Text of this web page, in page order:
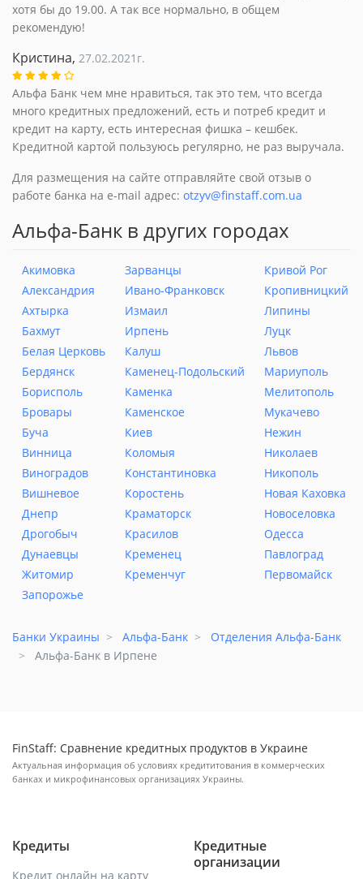
хотя бы до 19.00. А так все нормально, в общем
рекомендую!
Кристина, 27.02.2021г.
Альфа Банк чем мне нравиться, так это тем, что всегда
много кредитных предложений, есть и потреб кредит и
кредит на карту, есть интересная фишка – кешбек.
Кредитной картой пользуюсь регулярно, не раз выручала.
Для размещения на сайте отправляйте свой отзыв о
работе банка на e-mail адрес: otzyv@finstaff.com.ua
Альфа-Банк в других городах
Акимовка
Александрия
Ахтырка
Бахмут
Белая Церковь
Бердянск
Борисполь
Бровары
Буча
Винница
Виноградов
Вишневое
Днепр
Дрогобыч
Дунаевцы
Житомир
Запорожье
Зарванцы
Ивано-Франковск
Измаил
Ирпень
Калуш
Каменец-Подольский
Каменка
Каменское
Киев
Коломыя
Константиновка
Коростень
Краматорск
Красилов
Кременец
Кременчуг
Кривой Рог
Кропивницкий
Липины
Луцк
Львов
Мариуполь
Мелитополь
Мукачево
Нежин
Николаев
Никополь
Новая Каховка
Новоселовка
Одесса
Павлоград
Первомайск
Банки Украины Альфа-Банк
Отделения Альфа-Банк
Альфа-Банк в Ирпене
FinStaff: Сравнение кредитных продуктов в Украине
Актуальная информация об условиях кредититования в коммерческих
банках и микрофинансовых организациях Украины.
Кредиты
Кредит онлайн на карту
Кредитные
организации